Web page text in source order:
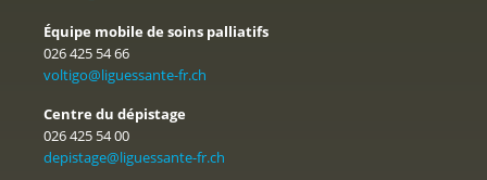
Équipe mobile de soins palliatifs
026 425 54 66
voltigo@liguessante-fr.ch
Centre du dépistage
026 425 54 00
depistage@liguessante-fr.ch